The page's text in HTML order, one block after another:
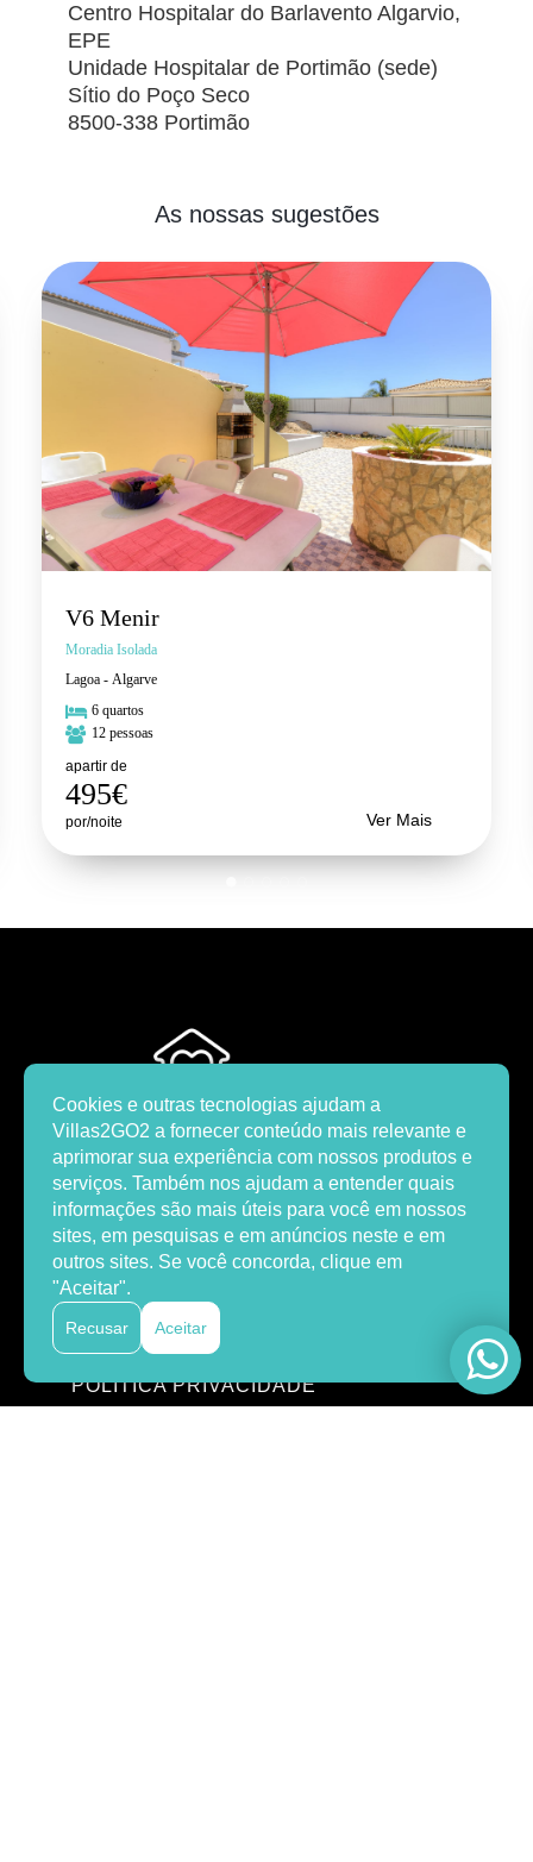
Centro Hospitalar do Barlavento Algarvio,
EPE
Unidade Hospitalar de Portimão (sede)
Sítio do Poço Seco
8500-338 Portimão
As nossas sugestões
V6 Menir
Moradia Isolada
Lagoa - Algarve
6 quartos
12 pessoas
apartir de
495€
por/noite Ver Mais
LINKS
COVID 19
SOBRE NÓS
CONTATOS
TERMOS E CONDIÇÕES
POLITICA PRIVACIDADE
Cookies e outras tecnologias ajudam a
Villas2GO2 a fornecer conteúdo mais relevante e
aprimorar sua experiência com nossos produtos e
serviços. Também nos ajudam a entender quais
informações são mais úteis para você em nossos
sites, em pesquisas e em anúncios neste e em
outros sites. Se você concorda, clique em
"Aceitar".
Aceitar
Recusar